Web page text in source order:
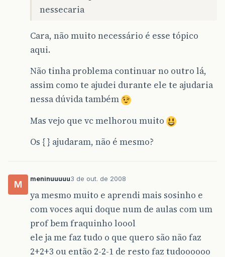
nessecaria
Cara, não muito necessário é esse tópico
aqui.
Não tinha problema continuar no outro lá,
assim como te ajudei durante ele te ajudaria
nessa dúvida também
Mas vejo que vc melhorou muito
Os { } ajudaram, não é mesmo?
M
meninuuuuu3 de out. de 2008
ya mesmo muito e aprendi mais sosinho e
com voces aqui doque num de aulas com um
prof bem fraquinho loool
ele ja me faz tudo o que quero são não faz
2+2+3 ou então 2-2-1 de resto faz tudoooooo